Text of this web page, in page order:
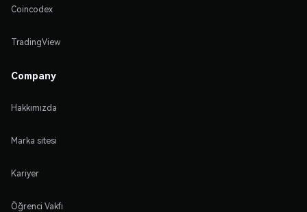
Coincodex
TradingView
Company
Hakkımızda
Marka sitesi
Kariyer
Öğrenci Vakfı